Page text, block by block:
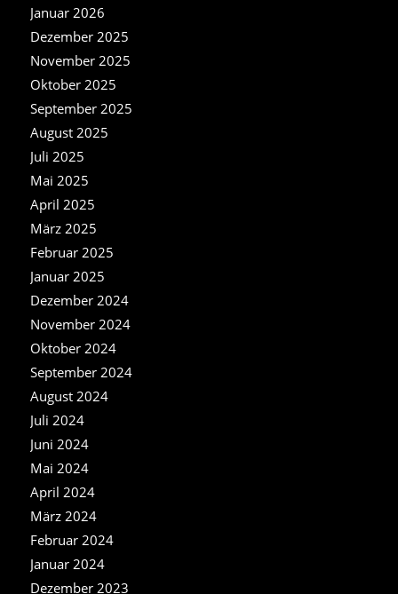
Januar 2026
Dezember 2025
November 2025
Oktober 2025
September 2025
August 2025
Juli 2025
Mai 2025
April 2025
März 2025
Februar 2025
Januar 2025
Dezember 2024
November 2024
Oktober 2024
September 2024
August 2024
Juli 2024
Juni 2024
Mai 2024
April 2024
März 2024
Februar 2024
Januar 2024
Dezember 2023